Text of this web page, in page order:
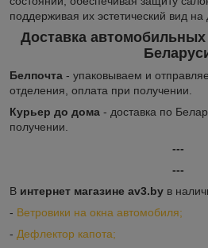
поддерживая их эстетический вид на
Доставка
Белпочта - упаковываем и
отделения, оплата при получении.
Курьер до дома - доставка по
получении.
---
---
В интернет магазине av3.by в
- Ветровики на окна автомобиля;
- Дефлектор капота;